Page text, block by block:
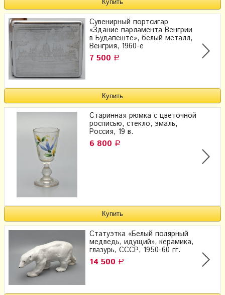
Сувенирный портсигар
«Здание парламента Венгрии
в Будапеште», белый металл,
Венгрия, 1960-е
7 500 Р
Старинная рюмка с цветочной
росписью, стекло, эмаль,
Россия, 19 в.
6 800 Р
Статуэтка «Белый полярный
медведь, идущий», керамика,
глазурь, СССР, 1950-60 гг.
14 500 Р